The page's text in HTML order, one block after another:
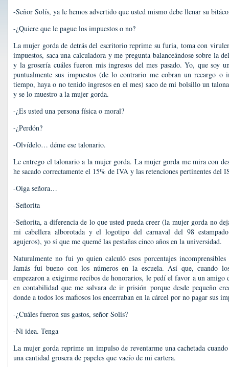
-Señor Solís, ya le hemos advertido que usted mismo debe llenar su
-¿Quiere que le pague los impuestos o no?
La mujer gorda de detrás del escritorio reprime su furia, toma con
impuestos, saca una calculadora y me pregunta balanceándose sobre la
y la grosería cuáles fueron mis ingresos del mes pasado. Yo, que soy
puntualmente sus impuestos (de lo contrario me cobran un recargo o
tiempo, haya o no tenido ingresos en el mes) saco de mi bolsillo un
y se lo muestro a la mujer gorda.
-¿Es usted una persona física o moral?
-¿Perdón?
-Olvídelo… déme ese talonario.
Le entrego el talonario a la mujer gorda. La mujer gorda me mira con
he sacado correctamente el 15% de IVA y las retenciones pertinentes del
-Oiga señora…
-Señorita
-Señorita, a diferencia de lo que usted pueda creer (la mujer gorda no
mi cabellera alborotada y el logotipo del carnaval del 98
agujeros), yo sí que me quemé las pestañas cinco años en la universidad.
Naturalmente no fui yo quien calculó esos porcentajes
Jamás fui bueno con los números en la escuela. Así que, cuando
empezaron a exigirme recibos de honorarios, le pedí el favor a un amigo
en contabilidad que me salvara de ir prisión porque desde pequeño
donde a todos los mafiosos los encerraban en la cárcel por no pagar sus
-¿Cuáles fueron sus gastos, señor Solís?
-Ni idea. Tenga
La mujer gorda reprime un impulso de reventarme una cachetada
una cantidad grosera de papeles que vacío de mi cartera.